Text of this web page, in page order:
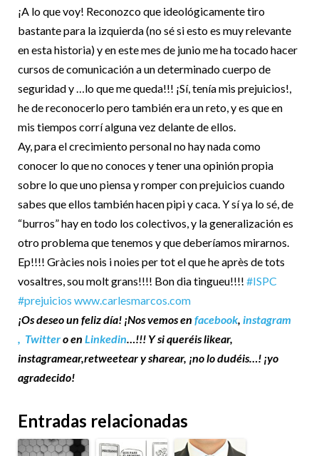
¡A lo que voy! Reconozco que ideológicamente tiro
bastante para la izquierda (no sé si esto es muy relevante
en esta historia) y en este mes de junio me ha tocado hacer
cursos de comunicación a un determinado cuerpo de
seguridad y …lo que me queda!!! ¡Sí, tenía mis prejuicios!,
he de reconocerlo pero también era un reto, y es que en
mis tiempos corrí alguna vez delante de ellos.
Ay, para el crecimiento personal no hay nada como
conocer lo que no conoces y tener una opinión propia
sobre lo que uno piensa y romper con prejuicios cuando
sabes que ellos también hacen pipi y caca. Y sí ya lo sé, de
“burros” hay en todo los colectivos, y la generalización es
otro problema que tenemos y que deberíamos mirarnos.
Ep!!!! Gràcies nois i noies per tot el que he après de tots
vosaltres, sou molt grans!!!! Bon dia tingueu!!!! #ISPC
#prejuicios www.carlesmarcos.com
¡Os deseo un feliz día! ¡Nos vemos en facebook, instagram
, Twittero en Linkedin…!!! Y si queréis likear,
instagramear,retweetear y sharear, ¡no lo dudéis…! ¡yo
agradecido!
Entradas relacionadas